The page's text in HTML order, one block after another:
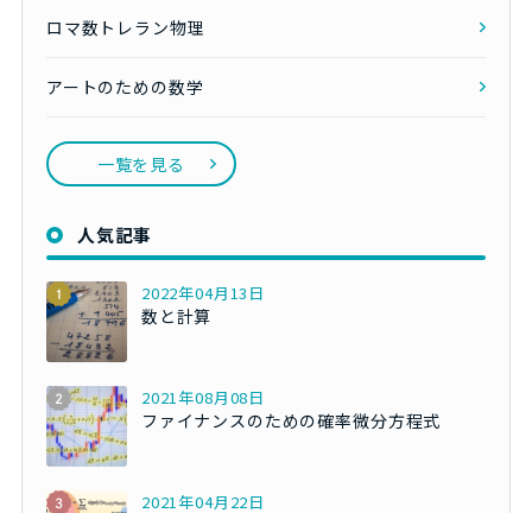
ロマ数トレラン物理
アートのための数学
一覧を見る
人気記事
2022年04月13日
数と計算
2021年08月08日
ファイナンスのための確率微分方程式
2021年04月22日